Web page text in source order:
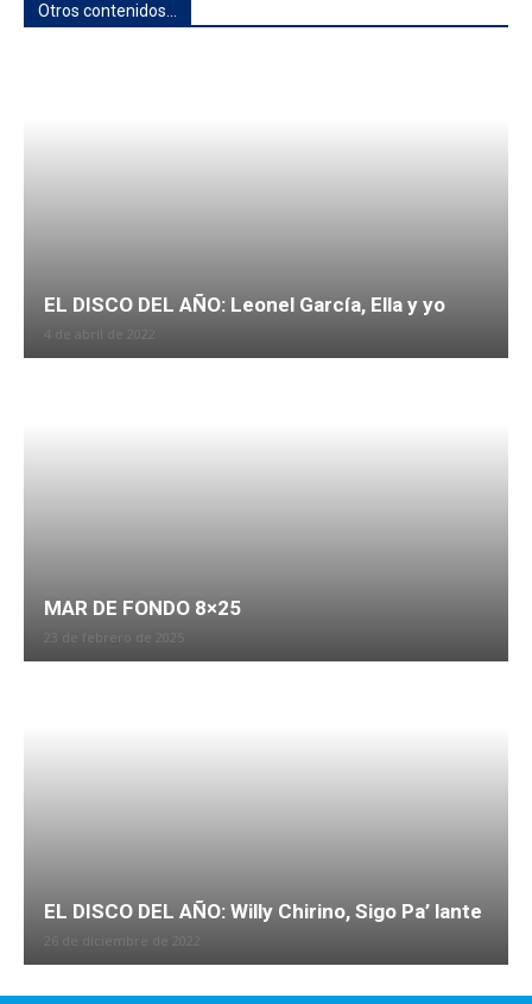
Otros contenidos...
EL DISCO DEL AÑO: Leonel García, Ella y yo
MAR DE FONDO 8×25
23 de febrero de 2025
EL DISCO DEL AÑO: Willy Chirino, Sigo Pa’ lante